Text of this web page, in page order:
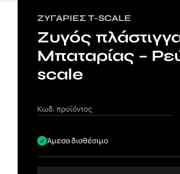
ΖΥΓΑΡΙΈΣ T-SCALE
Ζυγός
Μπαταρίας –
scale
Κωδ. προϊόντος
Άμεσα διαθέσιμο